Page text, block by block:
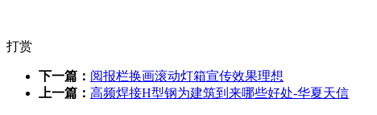
打赏
下一篇： 阅报栏换画滚动灯箱宣传效果理想
上一篇： 高频焊接H型钢为建筑到来哪些好处-华夏天信